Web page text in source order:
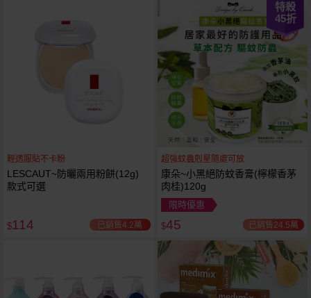
輕透服貼不卡粉
LESCAUT~防曬兩用粉餅(12g)
款式可選
$114 已銷售4.2萬
特殺
45折
超強蚊蟲剋星隨處可放
康朵~小黑絕防蚊香膏(檸檬香茅
肉桂)120g
限時優惠
$45 已銷售24.5萬